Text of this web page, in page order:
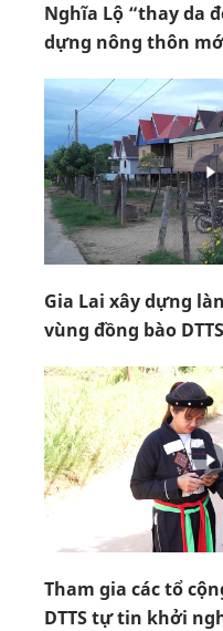
Nghĩa Lộ “thay da
dựng nông thôn
Gia Lai xây dựng
vùng đồng bào DTTS
Tham gia các tổ
DTTS tự tin khởi